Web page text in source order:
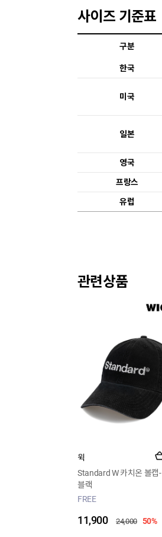
사이즈 기준표
구분
한국
미국
일본
영국
프랑스
유럽
관련상품
윅
Standard W 카치온 볼캡-
블랙
FREE
11,900 24,000 50%